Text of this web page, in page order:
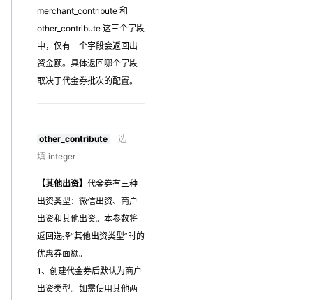
merchant_contribute 和
other_contribute 这三个字段
中，仅有一个字段会返回出
资金额。具体返回哪个字段
取决于代金券批次的配置。
other_contribute
选
填 integer
【其他出资】 代金券有三种
出资类型：微信出资、商户
出资和其他出资。本参数将
返回选择“其他出资类型”时的
优惠券面额。
1、创建代金券后默认为商户
出资类型。如需使用其他两